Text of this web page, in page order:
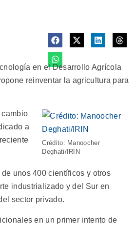
en el Desarrollo Agrícola
reinventar la agricultura para
Crédito: Manoocher
Deghati/IRIN
a
unos 400 científicos y otros
industrializado y del Sur en
sector privado.
en un primer intento de